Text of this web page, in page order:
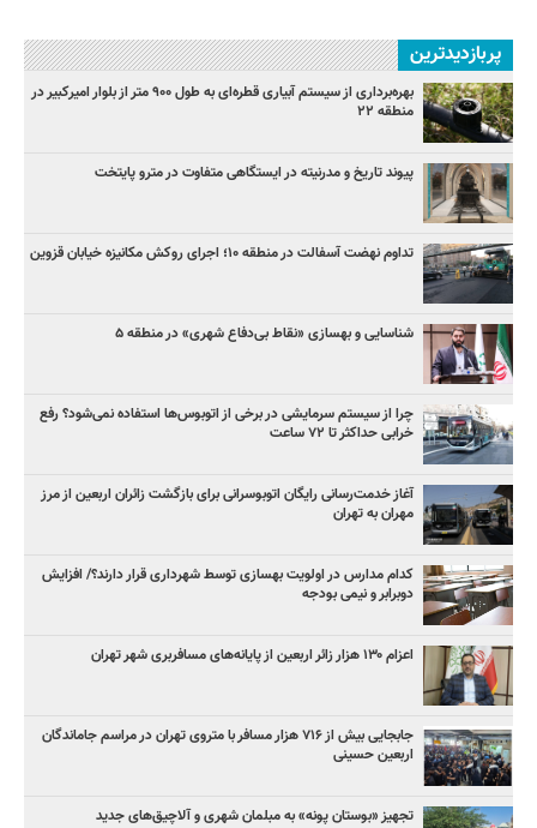
پربازدیدترین
بهره‌برداری از سیستم آبیاری قطره‌ای به طول ۹۰۰ متر از بلوار امیرکبیر در
منطقه ۲۲
پیوند تاریخ و مدرنیته در ایستگاهی متفاوت در مترو پایتخت
تداوم نهضت آسفالت در منطقه ۱۰؛ اجرای روکش مکانیزه خیابان قزوین
شناسایی و بهسازی «نقاط بی‌دفاع شهری» در منطقه ۵
چرا از سیستم سرمایشی در برخی از اتوبوس‌ها استفاده نمی‌شود؟ رفع
خرابی حداکثر تا ۷۲ ساعت
آغاز خدمت‌رسانی رایگان اتوبوسرانی برای بازگشت زائران اربعین از مرز
مهران به تهران
کدام مدارس در اولویت بهسازی توسط شهرداری قرار دارند؟/ افزایش
دوبرابر و نیمی بودجه
اعزام ۱۳۰ هزار زائر اربعین از پایانه‌های مسافربری شهر تهران
جابجایی بیش از ۷۱۶ هزار مسافر با متروی تهران در مراسم جاماندگان
اربعین حسینی
تجهیز «بوستان پونه» به مبلمان شهری و آلاچیق‌های جدید